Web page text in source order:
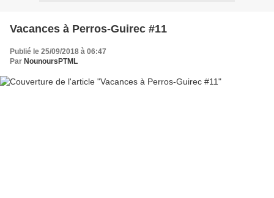
Vacances à Perros-Guirec #11
Publié le 25/09/2018 à 06:47
Par NounoursPTML